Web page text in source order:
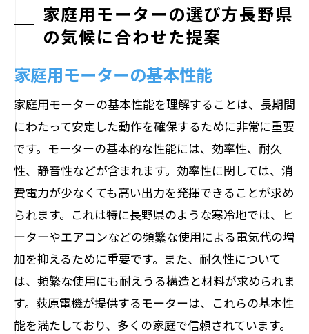
家庭用モーターの選び方長野県
の気候に合わせた提案
家庭用モーターの基本性能
家庭用モーターの基本性能を理解することは、長期間
にわたって安定した動作を確保するために非常に重要
です。モーターの基本的な性能には、効率性、耐久
性、静音性などが含まれます。効率性に関しては、消
費電力が少なくても高い出力を発揮できることが求め
られます。これは特に長野県のような寒冷地では、ヒ
ーターやエアコンなどの頻繁な使用による電気代の増
加を抑えるために重要です。また、耐久性について
は、頻繁な使用にも耐えうる構造と材料が求められま
す。荻原電機が提供するモーターは、これらの基本性
能を満たしており、多くの家庭で信頼されています。